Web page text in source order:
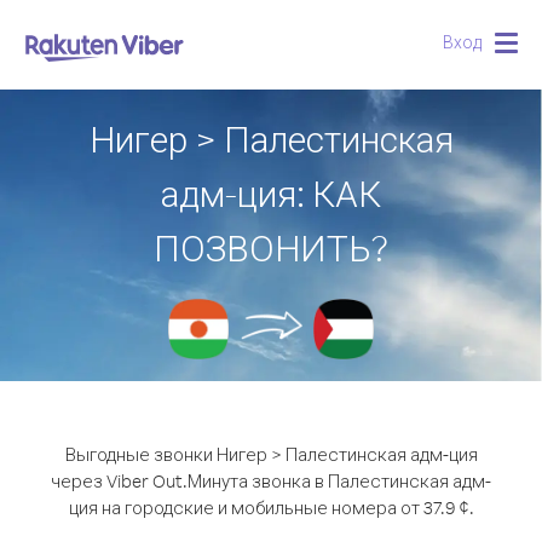
Вход
Нигер > Палестинская
адм-ция: КАК
ПОЗВОНИТЬ?
Выгодные звонки Нигер > Палестинская адм-ция
через Viber Out.Минута звонка в Палестинская адм-
ция на городские и мобильные номера от 37.9 ¢.